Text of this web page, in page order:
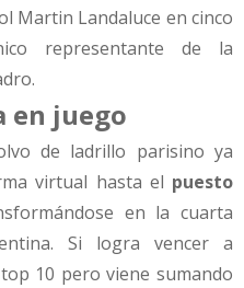
Martin Landaluce en cinco
representante de la
en juego
de ladrillo parisino ya
virtual hasta el puesto
en la cuarta
Si logra vencer a
10 pero viene sumando